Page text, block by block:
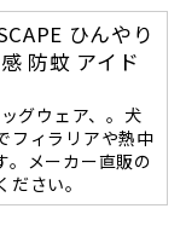
ひんやり
防蚊 アイド
グウェア、。犬
フィラリアや熱中
。メーカー直販の
さい。